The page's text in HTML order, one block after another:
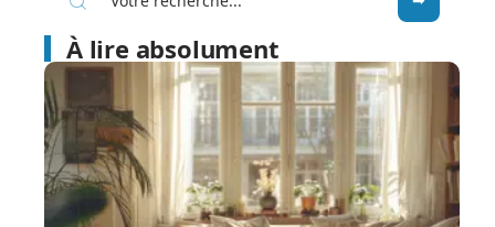
À lire absolument